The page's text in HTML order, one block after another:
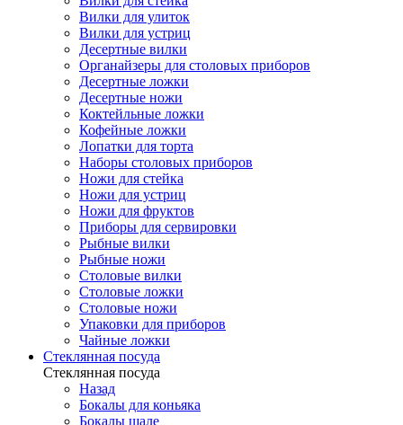
Вилки для улиток
Вилки для устриц
Десертные вилки
Органайзеры для столовых приборов
Десертные ложки
Десертные ножи
Коктейльные ложки
Кофейные ложки
Лопатки для торта
Наборы столовых приборов
Ножи для стейка
Ножи для устриц
Ножи для фруктов
Приборы для сервировки
Рыбные вилки
Рыбные ножи
Столовые вилки
Столовые ложки
Столовые ножи
Упаковки для приборов
Чайные ложки
Стеклянная посуда
Стеклянная посуда
Назад
Бокалы для коньяка
Бокалы шале